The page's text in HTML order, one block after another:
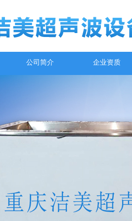
公司简介 企业资质